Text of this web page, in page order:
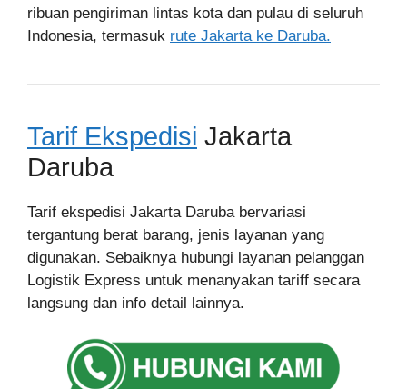
ribuan pengiriman lintas kota dan pulau di seluruh
Indonesia, termasuk rute Jakarta ke Daruba.
Tarif Ekspedisi Jakarta
Daruba
Tarif ekspedisi Jakarta Daruba bervariasi
tergantung berat barang, jenis layanan yang
digunakan. Sebaiknya hubungi layanan pelanggan
Logistik Express untuk menanyakan tariff secara
langsung dan info detail lainnya.